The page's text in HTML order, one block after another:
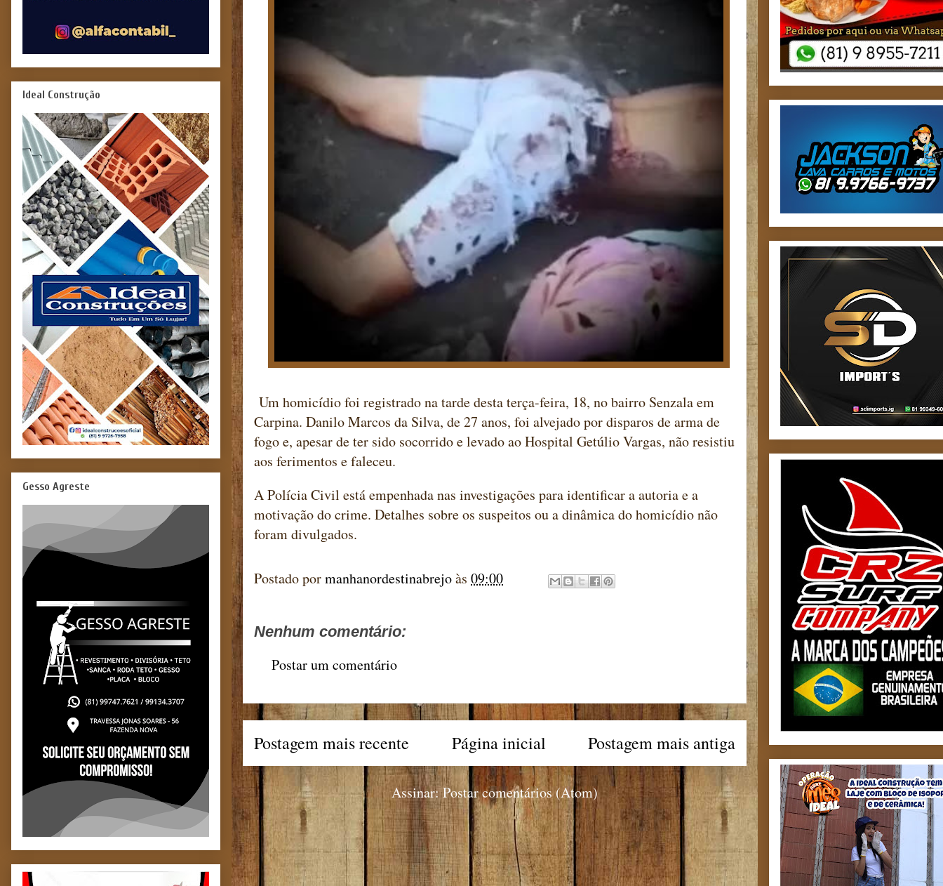
Um homicídio foi registrado na tarde desta terça-feira, 18, no bairro Senzala em
Carpina. Danilo Marcos da Silva, de 27 anos, foi alvejado por disparos de arma de
fogo e, apesar de ter sido socorrido e levado ao Hospital Getúlio Vargas, não resistiu
aos ferimentos e faleceu.
A Polícia Civil está empenhada nas investigações para identificar a autoria e a
motivação do crime. Detalhes sobre os suspeitos ou a dinâmica do homicídio não
foram divulgados.
Postado pormanhanordestinabrejoàs 09:00
Nenhum comentário:
Postar um comentário
Postagem mais recente Postagem mais antiga
Página inicial
Assinar:Postar comentários (Atom)
Ideal Construção
Gesso Agreste